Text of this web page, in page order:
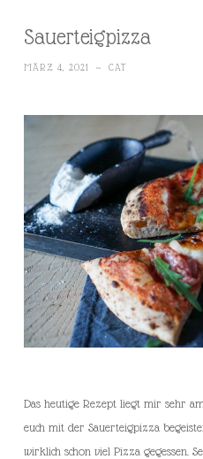
Sauerteigpizza
MÄRZ 4, 2021 ~ CAT
Das heutige Rezept liegt mir sehr
euch mit der Sauerteigpizza
wirklich schon viel Pizza gegessen.